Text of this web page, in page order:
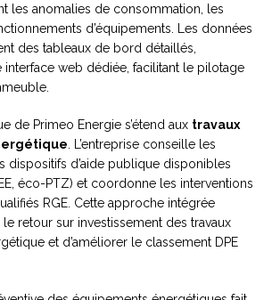
les anomalies de consommation, les
d’équipements. Les données
des tableaux de bord détaillés,
interface web dédiée, facilitant le pilotage
de Primeo Energie s’étend aux travaux
. L’entreprise conseille les
dispositifs d’aide publique disponibles
éco-PTZ) et coordonne les interventions
RGE. Cette approche intégrée
retour sur investissement des travaux
et d’améliorer le classement DPE